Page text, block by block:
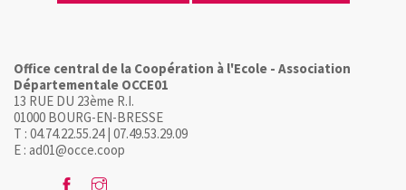
Office central de la Coopération à l'Ecole - Association
Départementale OCCE01
13 RUE DU 23ème R.I.
01000 BOURG-EN-BRESSE
T : 04.74.22.55.24 | 07.49.53.29.09
E : ad01@occe.coop